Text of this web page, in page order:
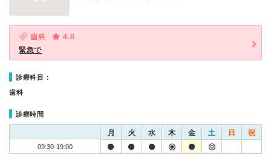
歯科
4.0
緊急で
診療科目：
歯科
診療時間
月 火 水 木 金 土 日 祝
09:30-19:00